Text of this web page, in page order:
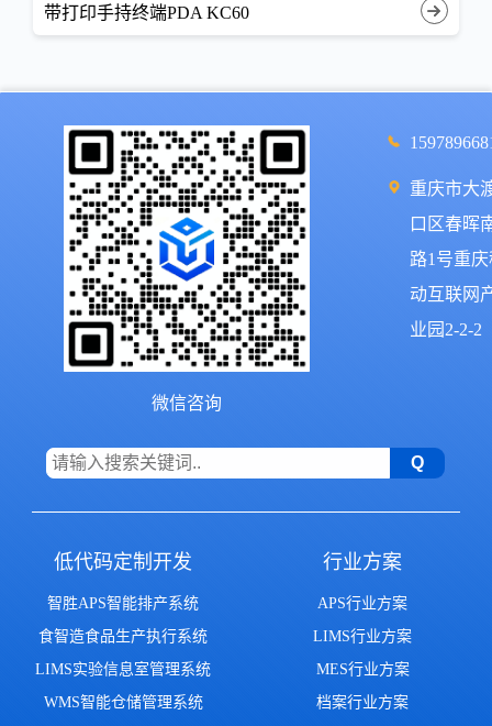
带打印手持终端PDA KC60
微信咨询
重庆市大
口区春晖
路1号重
动互联网
业园2-2-2
低代码定制开发
智胜APS智能排产系统
食智造食品生产执行系统
LIMS实验信息室管理系统
WMS智能仓储管理系统
行业方案
APS行业方案
LIMS行业方案
MES行业方案
档案行业方案